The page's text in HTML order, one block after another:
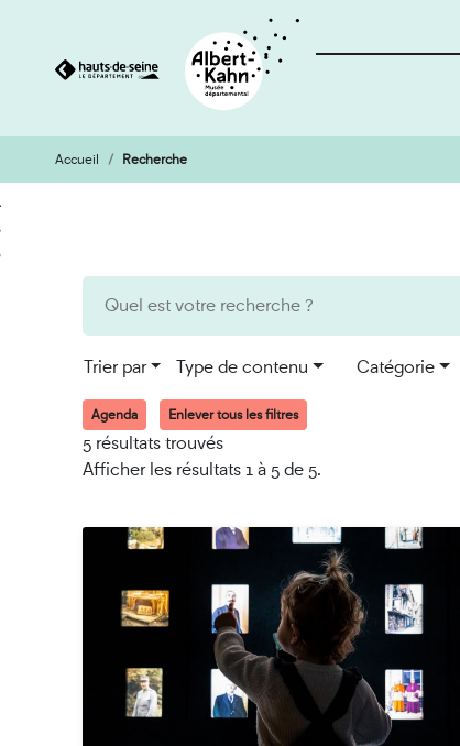
Aller
au
contenu
Aller
à
la
Accueil Recherche
Trier par Type de contenu Catégorie
Agenda Enlever tous les filtres
5 résultats trouvés
Afficher les résultats 1 à 5 de 5.